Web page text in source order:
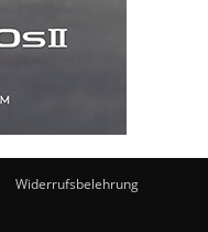
Widerrufsbelehrung